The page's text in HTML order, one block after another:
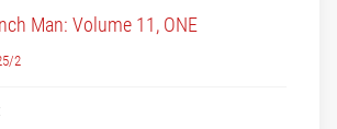
Man: Volume 11, ONE
2